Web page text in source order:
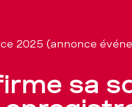
2025 (annonce
sa